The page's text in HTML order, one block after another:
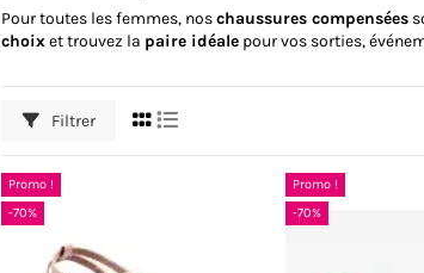
Pour toutes les femmes, noschaussures compensées
choixet trouvez la paire idéale pour vos sorties,
Filtrer
Promo !
-70%
Promo !
-70%